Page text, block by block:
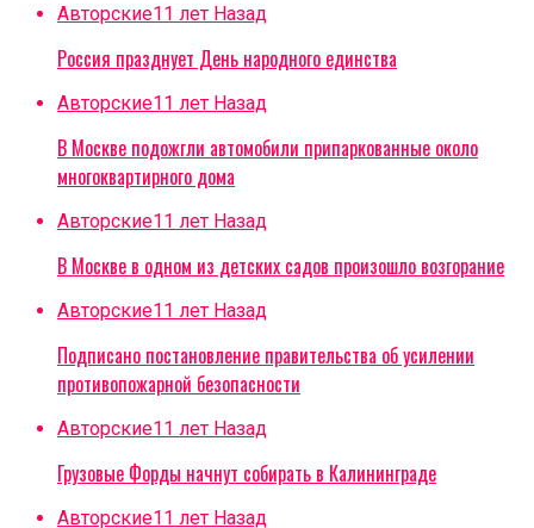
Авторские11 лет Назад
Россия празднует День народного единства
Авторские11 лет Назад
В Москве подожгли автомобили припаркованные около
многоквартирного дома
Авторские11 лет Назад
В Москве в одном из детских садов произошло возгорание
Авторские11 лет Назад
Подписано постановление правительства об усилении
противопожарной безопасности
Авторские11 лет Назад
Грузовые Форды начнут собирать в Калининграде
Авторские11 лет Назад